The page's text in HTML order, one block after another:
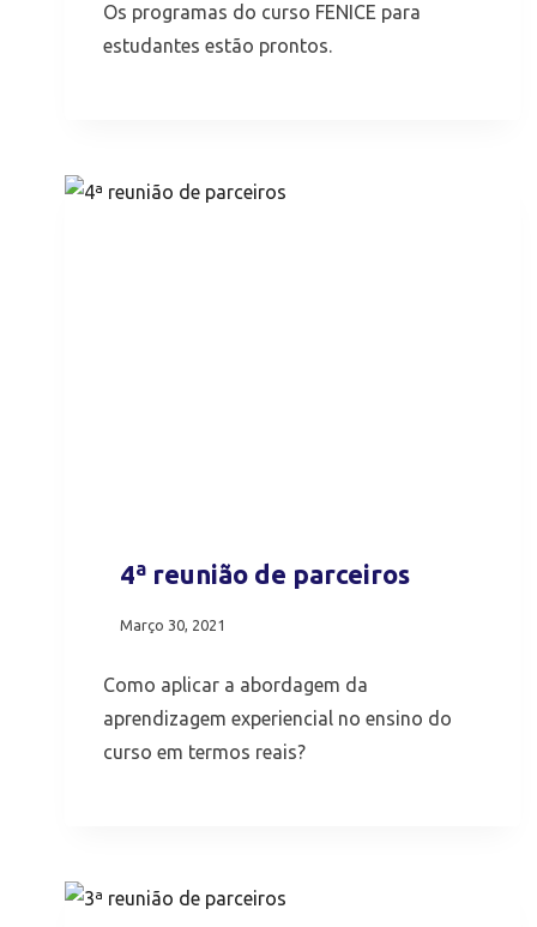
Os programas do curso FENICE para
estudantes estão prontos.
4ª reunião de parceiros
Março 30, 2021
Como aplicar a abordagem da
aprendizagem experiencial no ensino do
curso em termos reais?